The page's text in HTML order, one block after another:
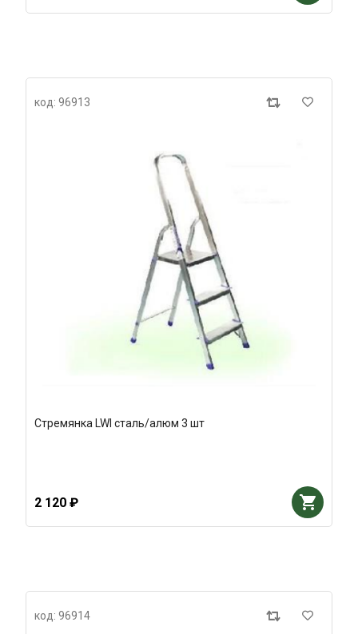
код: 96913
Стремянка LWI сталь/алюм 3 шт
2 120 ₽
код: 96914